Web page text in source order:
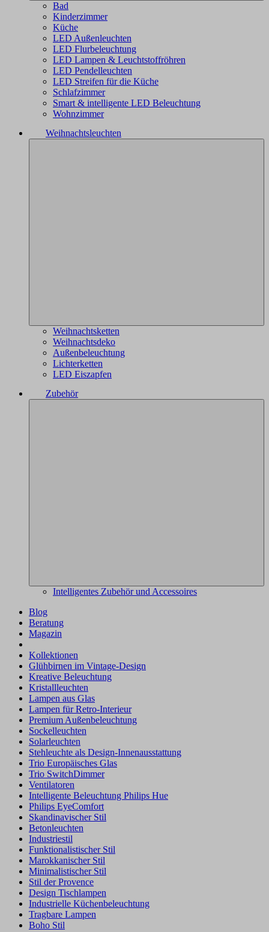
Bad
Kinderzimmer
Küche
LED Außenleuchten
LED Flurbeleuchtung
LED Lampen & Leuchtstoffröhren
LED Pendelleuchten
LED Streifen für die Küche
Schlafzimmer
Smart & intelligente LED Beleuchtung
Wohnzimmer
Weihnachtsleuchten
Weihnachtsketten
Weihnachtsdeko
Außenbeleuchtung
Lichterketten
LED Eiszapfen
Zubehör
Intelligentes Zubehör und Accessoires
Blog
Beratung
Magazin
Kollektionen
Glühbirnen im Vintage-Design
Kreative Beleuchtung
Kristallleuchten
Lampen aus Glas
Lampen für Retro-Interieur
Premium Außenbeleuchtung
Sockelleuchten
Solarleuchten
Stehleuchte als Design-Innenausstattung
Trio Europäisches Glas
Trio SwitchDimmer
Ventilatoren
Intelligente Beleuchtung Philips Hue
Philips EyeComfort
Skandinavischer Stil
Betonleuchten
Industriestil
Funktionalistischer Stil
Marokkanischer Stil
Minimalistischer Stil
Stil der Provence
Design Tischlampen
Industrielle Küchenbeleuchtung
Tragbare Lampen
Boho Stil